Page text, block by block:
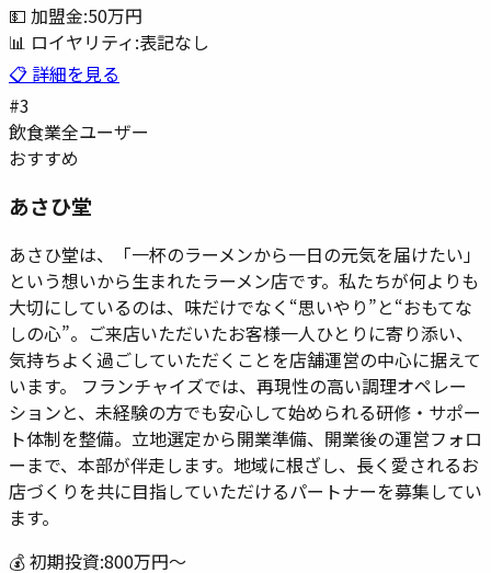
💵 加盟金:50万円
📊 ロイヤリティ:表記なし
📋 詳細を見る
#3
飲食業全ユーザー
おすすめ
あさひ堂
あさひ堂は、「一杯のラーメンから一日の元気を届けたい」
という想いから生まれたラーメン店です。私たちが何よりも
大切にしているのは、味だけでなく“思いやり”と“おもてな
しの心”。ご来店いただいたお客様一人ひとりに寄り添い、
気持ちよく過ごしていただくことを店舗運営の中心に据えて
います。 フランチャイズでは、再現性の高い調理オペレー
ションと、未経験の方でも安心して始められる研修・サポー
ト体制を整備。立地選定から開業準備、開業後の運営フォロ
ーまで、本部が伴走します。地域に根ざし、長く愛されるお
店づくりを共に目指していただけるパートナーを募集してい
ます。
💰 初期投資:800万円〜